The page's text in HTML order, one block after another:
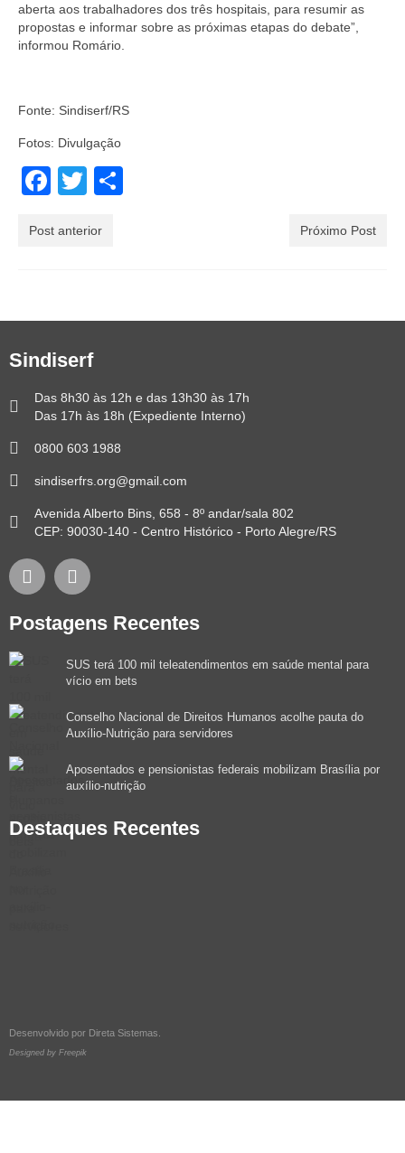
aberta aos trabalhadores dos três hospitais, para resumir as
propostas e informar sobre as próximas etapas do debate”,
informou Romário.
Fonte: Sindiserf/RS
Fotos: Divulgação
Facebook
Twitter
Post anterior Próximo Post
Sindiserf
Das 8h30 às 12h e das 13h30 às 17h
Das 17h às 18h (Expediente Interno)
0800 603 1988
sindiserfrs.org@gmail.com
Avenida Alberto Bins, 658 - 8º andar/sala 802
CEP: 90030-140 - Centro Histórico - Porto Alegre/RS
Postagens Recentes
SUS terá 100 mil teleatendimentos em saúde mental para
vício em bets
Conselho Nacional de Direitos Humanos acolhe pauta do
Auxílio-Nutrição para servidores
Aposentados e pensionistas federais mobilizam Brasília por
auxílio-nutrição
Destaques Recentes
Desenvolvido por Direta Sistemas
Designed by Freepik